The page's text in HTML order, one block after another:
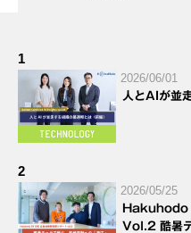
1
2026/06/01
人とAIが並
2
2026/05/25
Hakuhodo
Vol.2 酷暑テ